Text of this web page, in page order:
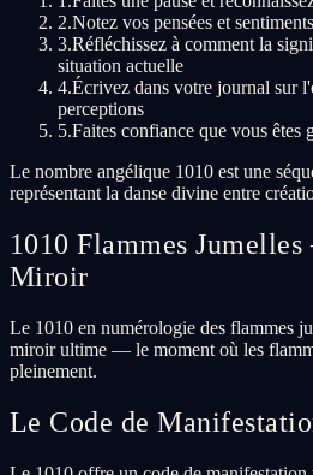
2.Notez vos pensées et
3.Réfléchissez à comment la
situation actuelle
4.Écrivez dans votre journal sur
perceptions
5.Faites confiance que vous êtes
Le nombre angélique 1010 est une
représentant la danse divine entre
1010 Flammes
Miroir
Le 1010 en numérologie des flammes
miroir ultime — le moment où les
pleinement.
Le Code de